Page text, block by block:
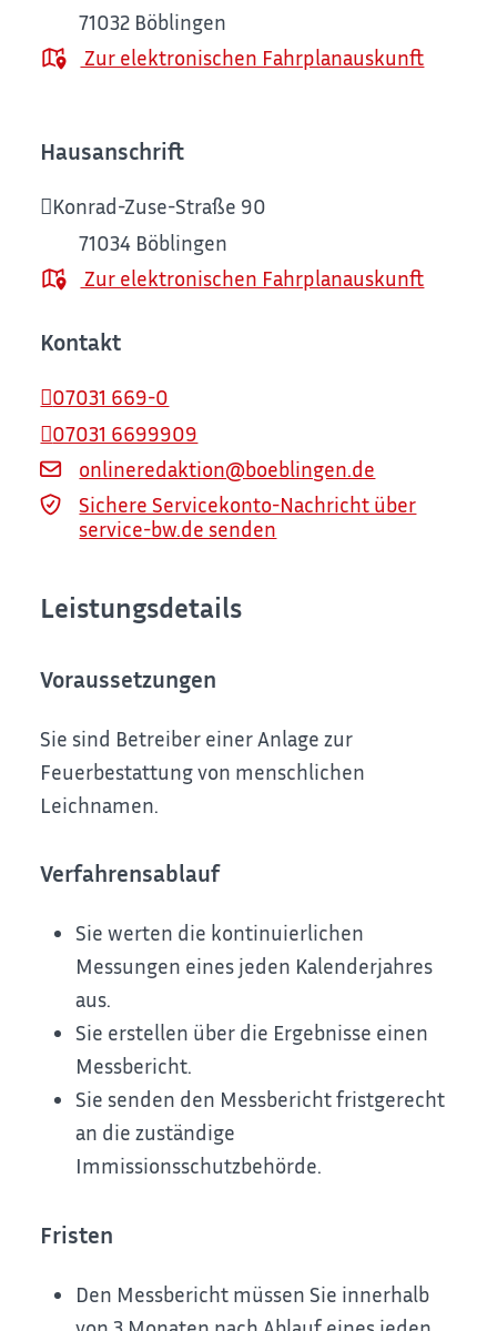
71032 Böblingen
Zur elektronischen Fahrplanauskunft
Hausanschrift
Konrad-Zuse-Straße 90
71034 Böblingen
Zur elektronischen Fahrplanauskunft
Kontakt
07031 669-0
07031 6699909
onlineredaktion@boeblingen.de
Sichere Servicekonto-Nachricht über
service-bw.de senden
Leistungsdetails
Voraussetzungen
Sie sind Betreiber einer Anlage zur
Feuerbestattung von menschlichen
Leichnamen.
Verfahrensablauf
Sie werten die kontinuierlichen
Messungen eines jeden Kalenderjahres
aus.
Sie erstellen über die Ergebnisse einen
Messbericht.
Sie senden den Messbericht fristgerecht
an die zuständige
Immissionsschutzbehörde.
Fristen
Den Messbericht müssen Sie innerhalb